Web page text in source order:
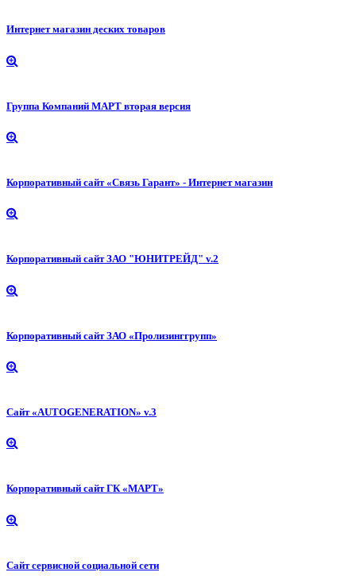
Интернет магазин деских товаров
Группа Компаний МАРТ вторая версия
Корпоративный сайт «Связь Гарант» - Интернет магазин
Корпоративный сайт ЗАО "ЮНИТРЕЙД" v.2
Корпоративный сайт ЗАО «Пролизинггрупп»
Сайт «AUTOGENERATION» v.3
Корпоративный сайт ГК «МАРТ»
Сайт сервисной социальной сети